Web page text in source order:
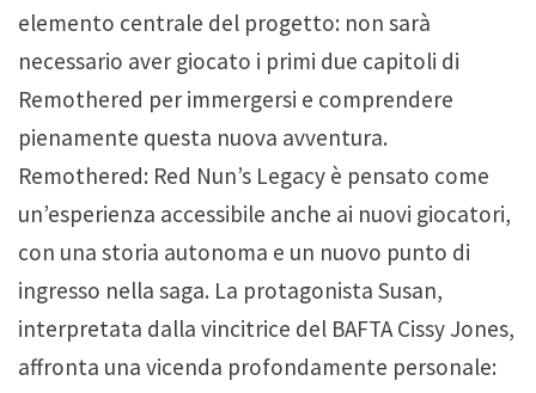
elemento centrale del progetto: non sarà
necessario aver giocato i primi due capitoli di
Remothered per immergersi e comprendere
pienamente questa nuova avventura.
Remothered: Red Nun’s Legacy è pensato come
un’esperienza accessibile anche ai nuovi giocatori,
con una storia autonoma e un nuovo punto di
ingresso nella saga. La protagonista Susan,
interpretata dalla vincitrice del BAFTA Cissy Jones,
affronta una vicenda profondamente personale: